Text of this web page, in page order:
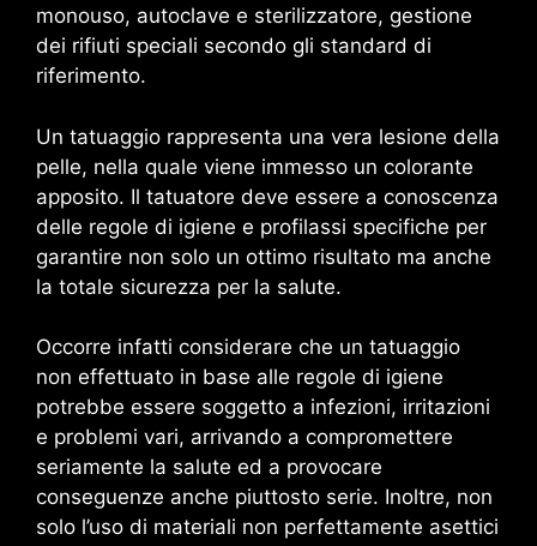
monouso, autoclave e sterilizzatore, gestione
dei rifiuti speciali secondo gli standard di
riferimento.
Un tatuaggio rappresenta una vera lesione della
pelle, nella quale viene immesso un colorante
apposito. Il tatuatore deve essere a conoscenza
delle regole di igiene e profilassi specifiche per
garantire non solo un ottimo risultato ma anche
la totale sicurezza per la salute.
Occorre infatti considerare che un tatuaggio
non effettuato in base alle regole di igiene
potrebbe essere soggetto a infezioni, irritazioni
e problemi vari, arrivando a compromettere
seriamente la salute ed a provocare
conseguenze anche piuttosto serie. Inoltre, non
solo l’uso di materiali non perfettamente asettici